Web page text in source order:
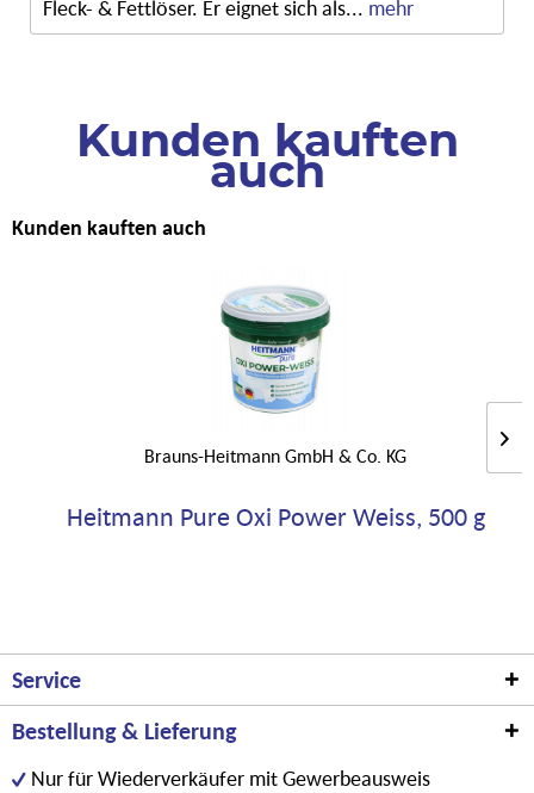
Fleck- & Fettlöser. Er eignet sich als... mehr
Kunden kauften
auch
Kunden kauften auch
Brauns-Heitmann GmbH & Co. KG
Heitmann Pure Oxi Power Weiss, 500 g
Service
Bestellung & Lieferung
Nur für Wiederverkäufer mit Gewerbeausweis